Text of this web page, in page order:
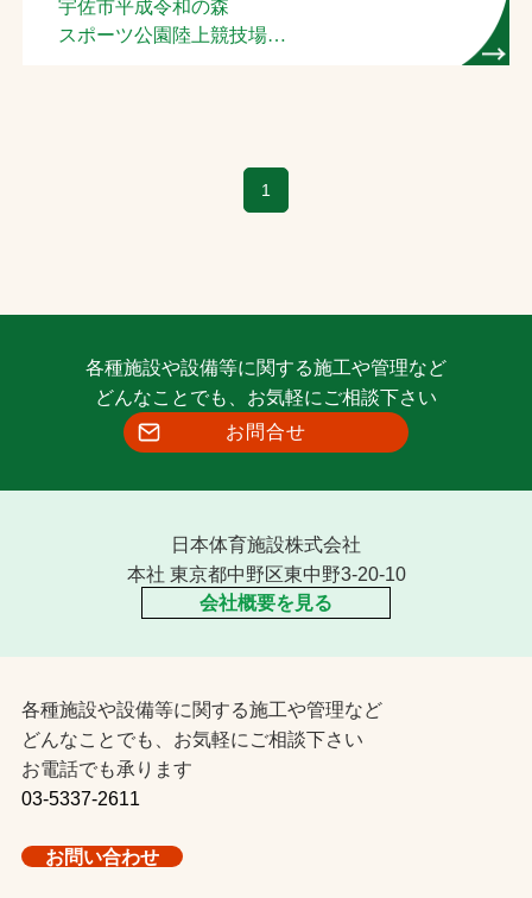
宇佐市平成令和の森
スポーツ公園陸上競技場
1
各種施設や設備等に関する施工や管理など
どんなことでも、お気軽にご相談下さい
お問合せ
日本体育施設株式会社
本社 東京都中野区東中野3-20-10
会社概要を見る
各種施設や設備等に関する施工や管理など
どんなことでも、お気軽にご相談下さい
お電話でも承ります
03-5337-2611
お問い合わせ